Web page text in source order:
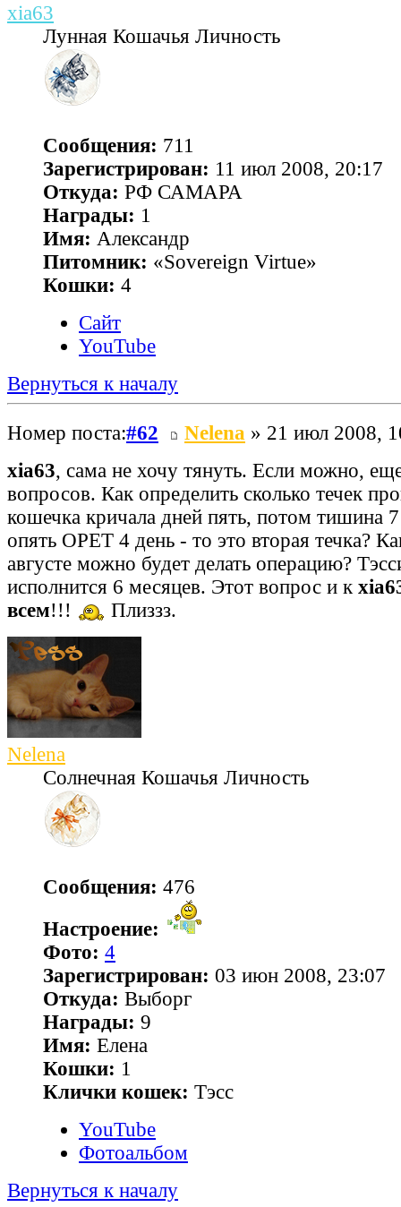
xia63
Лунная Кошачья Личность
Сообщения: 711
Зарегистрирован: 11 июл 2008, 20:17
Откуда: РФ САМАРА
Награды: 1
Имя: Александр
Питомник: «Sovereign Virtue»
Кошки: 4
Сайт
YouTube
Вернуться к началу
Номер поста:#62 Nelena » 21 июл 2008,
xia63, сама не хочу тянуть. Если можно,
вопросов. Как определить сколько течек
кошечка кричала дней пять, потом тишина 7
опять ОРЕТ 4 день - то это вторая течка?
августе можно будет делать операцию?
исполнится 6 месяцев. Этот вопрос и к
всем!!! Плиззз.
Nelena
Солнечная Кошачья Личность
Сообщения: 476
Настроение:
Фото: 4
Зарегистрирован: 03 июн 2008, 23:07
Откуда: Выборг
Награды: 9
Имя: Елена
Кошки: 1
Клички кошек: Тэсс
YouTube
Фотоальбом
Вернуться к началу